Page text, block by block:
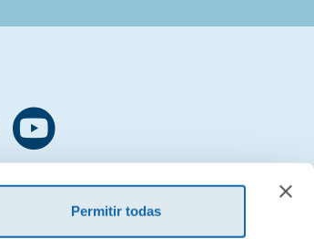
Permitir todas